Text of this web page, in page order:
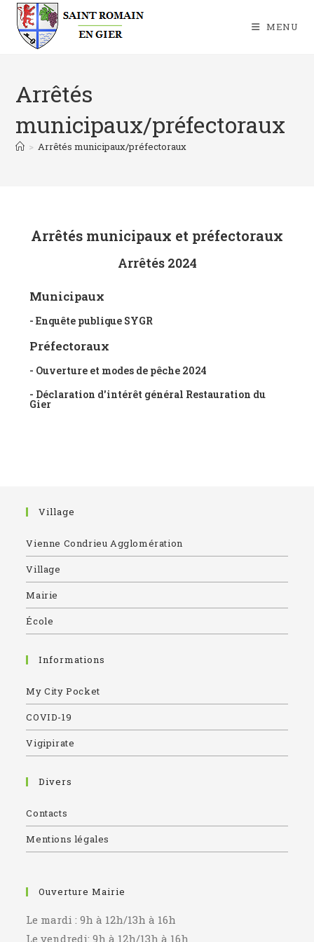
MENU
Arrêtés
municipaux/préfectoraux
> Arrêtés municipaux/préfectoraux
Arrêtés municipaux et préfectoraux
Arrêtés 2024
Municipaux
- Enquête publique SYGR
Préfectoraux
- Ouverture et modes de pêche 2024
- Déclaration d'intérêt général Restauration du
Gier
Village
Vienne Condrieu Agglomération
Village
Mairie
École
Informations
My City Pocket
COVID-19
Vigipirate
Divers
Contacts
Mentions légales
Ouverture Mairie
Le mardi : 9h à 12h/13h à 16h
Le vendredi: 9h à 12h/13h à 16h